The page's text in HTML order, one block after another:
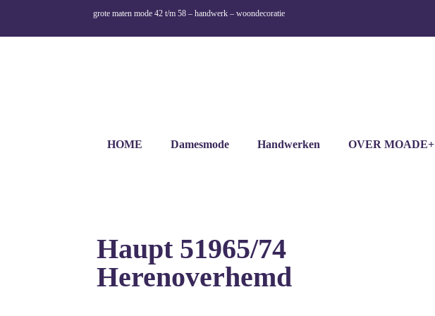
grote maten mode 42 t/m 58 – handwerk – woondecoratie
HOME Damesmode Handwerken OVER MOADE+
Haupt 51965/74
Herenoverhemd